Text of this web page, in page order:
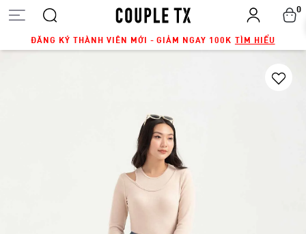
ĐĂNG KÝ THÀNH VIÊN MỚI - GIẢM NGAY 100K TÌM HIỂU
0